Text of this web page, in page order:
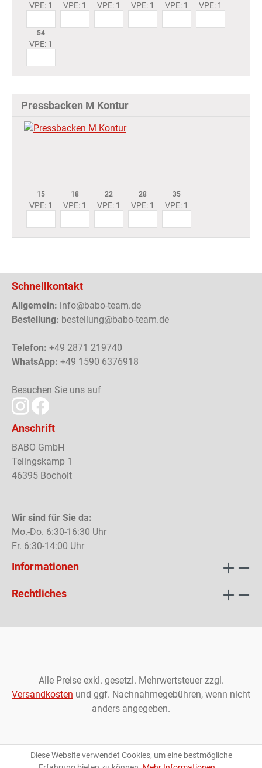
VPE: 1 VPE: 1 VPE: 1 VPE: 1 VPE: 1 VPE: 1
54
VPE: 1
Pressbacken M Kontur
15
VPE: 1
18
VPE: 1
22
VPE: 1
28
VPE: 1
35
VPE: 1
Schnellkontakt
Allgemein: info@babo-team.de
Bestellung: bestellung@babo-team.de
Telefon: +49 2871 219740
WhatsApp: +49 1590 6376918
Besuchen Sie uns auf
Anschrift
BABO GmbH
Telingskamp 1
46395 Bocholt
Wir sind für Sie da:
Mo.-Do. 6:30-16:30 Uhr
Fr. 6:30-14:00 Uhr
Informationen
Rechtliches
Alle Preise exkl. gesetzl. Mehrwertsteuer zzgl.
Versandkosten und ggf. Nachnahmegebühren, wenn nicht
anders angegeben.
Diese Website verwendet Cookies, um eine bestmögliche